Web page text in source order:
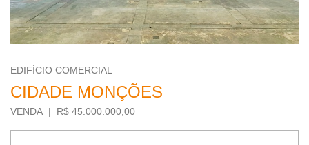
EDIFÍCIO COMERCIAL
CIDADE MONÇÕES
VENDA | R$ 45.000.000,00